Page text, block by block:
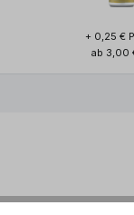
+ 0,25 €
ab 3,00